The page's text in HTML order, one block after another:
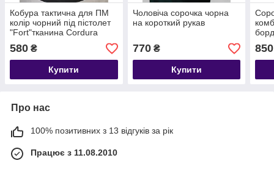
Кобура тактична для ПМ
колір чорний під пістолет
"Fort"тканина Cordura
кріплення система Molle
Roskoff design
580 ₴
Купити
Чоловіча сорочка чорна
на короткий рукав
770₴
Купити
850
Про нас
100% позитивних з 13 відгуків за рік
Працює з 11.08.2010